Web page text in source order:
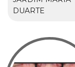
DUARTE